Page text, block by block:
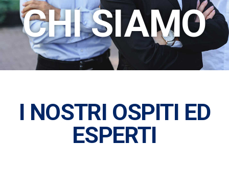
CHI SIAMO
I NOSTRI OSPITI ED
ESPERTI